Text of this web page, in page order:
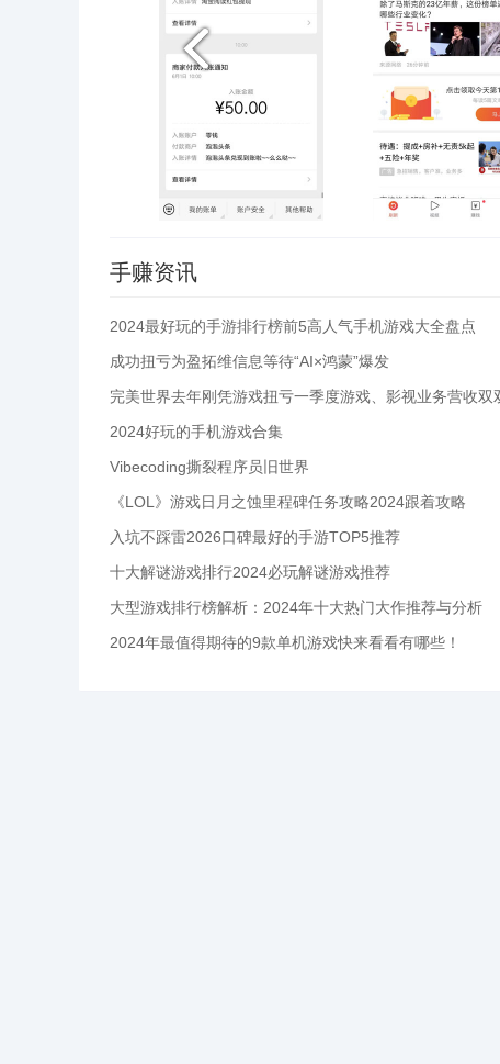
手赚资讯
2024最好玩的手游排行榜前5高人气手机游戏大全盘点
成功扭亏为盈拓维信息等待“AI×鸿蒙”爆发
2024好玩的手机游戏合集
Vibecoding撕裂程序员旧世界
《LOL》游戏日月之蚀里程碑任务攻略2024跟着攻略
入坑不踩雷2026口碑最好的手游TOP5推荐
十大解谜游戏排行2024必玩解谜游戏推荐
大型游戏排行榜解析：2024年十大热门大作推荐与分析
2024年最值得期待的9款单机游戏快来看看有哪些！